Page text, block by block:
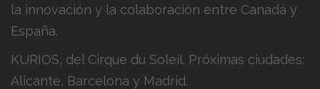
la innovación y la colaboración entre Canadá y
España.
KURIOS, del Cirque du Soleil. Próximas ciudades:
Alicante, Barcelona y Madrid.